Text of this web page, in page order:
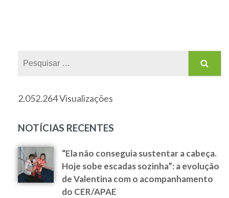
2.052.264 Visualizações
NOTÍCIAS RECENTES
“Ela não conseguia sustentar a cabeça.
Hoje sobe escadas sozinha”: a evolução
de Valentina com o acompanhamento
do CER/APAE